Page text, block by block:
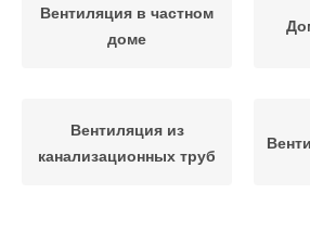
Вентиляция в частном
доме
Вентиляция из
канализационных труб